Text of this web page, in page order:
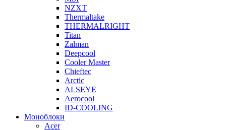
NZXT
Thermaltake
THERMALRIGHT
Titan
Zalman
Deepcool
Cooler Master
Chieftec
Arctic
ALSEYE
Aerocool
ID-COOLING
Моноблоки
Acer